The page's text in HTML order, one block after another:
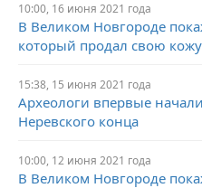
10:00, 16 июня 2021 года
В Великом Новгороде
который продал свою
15:38, 15 июня 2021 года
Археологи впервые
Неревского конца
10:00, 12 июня 2021 года
В Великом Новгороде